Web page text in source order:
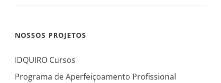
NOSSOS PROJETOS
IDQUIRO Cursos
Programa de Aperfeiçoamento Profissional